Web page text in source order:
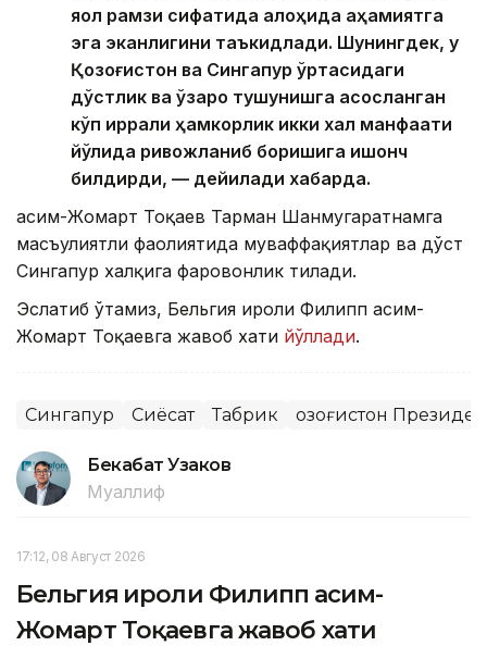
яққол рамзи сифатида алоҳида аҳамиятга
эга эканлигини таъкидлади. Шунингдек, у
Қозоғистон ва Сингапур ўртасидаги
дўстлик ва ўзаро тушунишга асосланган
кўп қиррали ҳамкорлик икки халқ манфаати
йўлида ривожланиб боришига ишонч
билдирди, — дейилади хабарда.
Қасим-Жомарт Тоқаев Тарман Шанмугаратнамга
масъулиятли фаолиятида муваффақиятлар ва дўст
Сингапур халқига фаровонлик тилади.
Эслатиб ўтамиз, Бельгия Қироли Филипп Қасим-
Жомарт Тоқаевга жавоб хати йўллади.
Сингапур Сиёсат Табрик Қозоғистон
Бекабат Узаков
Муаллиф
17:12, 08 Август 2026
Бельгия Қироли Филипп Қасим-
Жомарт Тоқаевга жавоб хати